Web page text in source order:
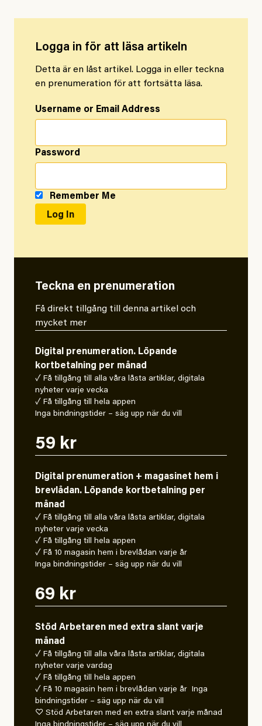
Logga in för att läsa artikeln
Detta är en låst artikel. Logga in eller teckna
en prenumeration för att fortsätta läsa.
Username or Email Address
Password
Remember Me
Teckna en prenumeration
Få direkt tillgång till denna artikel och
mycket mer
Digital prenumeration. Löpande
kortbetalning per månad
✓ Få tillgång till alla våra låsta artiklar, digitala
nyheter varje vecka
✓ Få tillgång till hela appen
Inga bindningstider – säg upp när du vill
59 kr
Digital prenumeration + magasinet hem i
brevlådan. Löpande kortbetalning per
månad
✓ Få tillgång till alla våra låsta artiklar, digitala
nyheter varje vecka
✓ Få tillgång till hela appen
✓ Få 10 magasin hem i brevlådan varje år
Inga bindningstider – säg upp när du vill
69 kr
Stöd Arbetaren med extra slant varje
månad
✓ Få tillgång till alla våra låsta artiklar, digitala
nyheter varje vardag
✓ Få tillgång till hela appen
✓ Få 10 magasin hem i brevlådan varje år Inga
bindningstider – säg upp när du vill
♡ Stöd Arbetaren med en extra slant varje månad